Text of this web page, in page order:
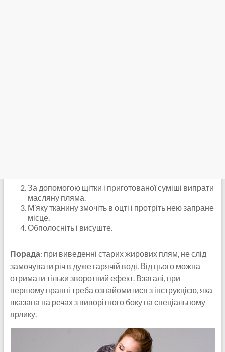
За допомогою щітки і приготованої суміші випрати
масляну пляма.
М’яку тканину змочіть в оцті і протріть нею запране
місце.
Обполосніть і висуште.
Порада: при виведенні старих жирових плям, не слід
замочувати річ в дуже гарячій воді. Від цього можна
отримати тільки зворотний ефект. Взагалі, при
першому пранні треба ознайомитися з інструкцією, яка
вказана на речах з виворітного боку на спеціальному
ярлику.